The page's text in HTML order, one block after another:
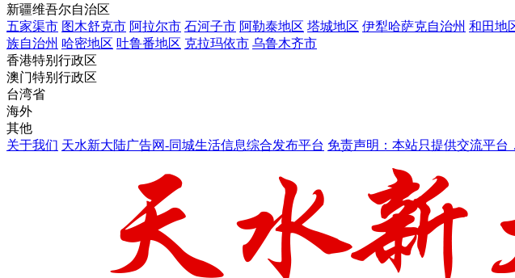
新疆维吾尔自治区
五家渠市 图木舒克市 阿拉尔市 石河子市 阿勒泰地区 塔城地区 伊犁哈萨克自治州 和田地
族自治州 哈密地区 吐鲁番地区 克拉玛依市 乌鲁木齐市
香港特别行政区
澳门特别行政区
台湾省
海外
其他
关于我们 天水新大陆广告网-同城生活信息综合发布平台 免责声明：本站只提供交流平台